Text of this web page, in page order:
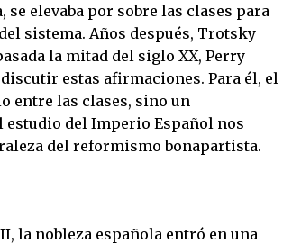
se elevaba por sobre las clases para
sistema. Años después, Trotsky
la mitad del siglo XX, Perry
estas afirmaciones. Para él, el
entre las clases, sino un
estudio del Imperio Español nos
del reformismo bonapartista.
la nobleza española entró en una